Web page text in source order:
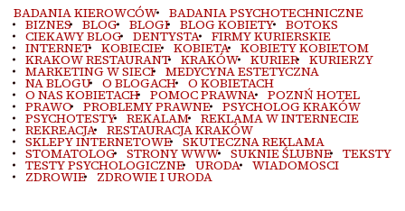
BADANIA KIEROWCÓW BADANIA PSYCHOTECHNICZNE
BIZNES BLOG BLOGI BLOG KOBIETY BOTOKS
CIEKAWY BLOG DENTYSTA FIRMY KURIERSKIE
INTERNET KOBIECIE KOBIETA KOBIETY KOBIETOM
KRAKOW RESTAURANT KRAKÓW KURIER KURIERZY
MARKETING W SIECI MEDYCYNA ESTETYCZNA
NA BLOGU O BLOGACH O KOBIETACH
O NAS KOBIETACH POMOC PRAWNA POZNŃ HOTEL
PRAWO PROBLEMY PRAWNE PSYCHOLOG KRAKÓW
PSYCHOTESTY REKALAM REKLAMA W INTERNECIE
REKREACJA RESTAURACJA KRAKÓW
SKLEPY INTERNETOWE SKUTECZNA REKLAMA
STOMATOLOG STRONY WWW SUKNIE ŚLUBNE TEKSTY
TESTY PSYCHOLOGICZNE URODA WIADOMOSCI
ZDROWIE ZDROWIE I URODA